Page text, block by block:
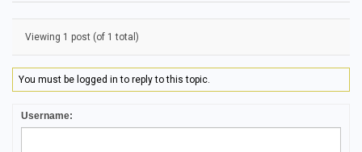
Viewing 1 post (of 1 total)
You must be logged in to reply to this topic.
Username: